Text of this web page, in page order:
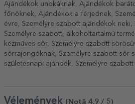
Ajándékok unokáknak, Ajándékok
főnöknek, Ajándékok a férjednek,
évre, Személyre szabott ajándékok neki,
Személyre szabott, alkoholtartalmú
kézműves sör, Személyre szabott
sörrajongóknak, Személyre szabott sör
születésnapi ajándék, Személyre szabott
Vélemények (Notă 4.9 / 5 )